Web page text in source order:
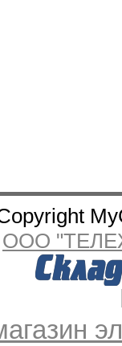
ООО